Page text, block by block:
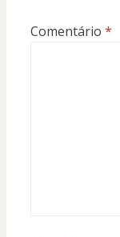
Comentário *